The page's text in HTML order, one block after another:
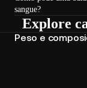
sangue?
Explore
Peso e